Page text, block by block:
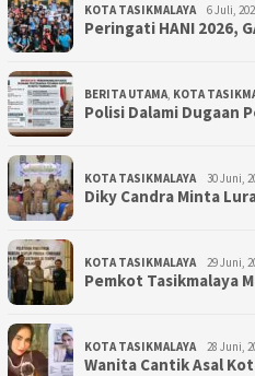
KOTA TASIKMALAYA 6 Juli,
Peringati HANI 2026,
BERITA UTAMA, KOTA
Polisi Dalami Dugaan
KOTA TASIKMALAYA 30 Juni,
Diky Candra Minta
KOTA TASIKMALAYA 29 Juni,
Pemkot Tasikmalaya
KOTA TASIKMALAYA 28 Juni,
Wanita Cantik Asal